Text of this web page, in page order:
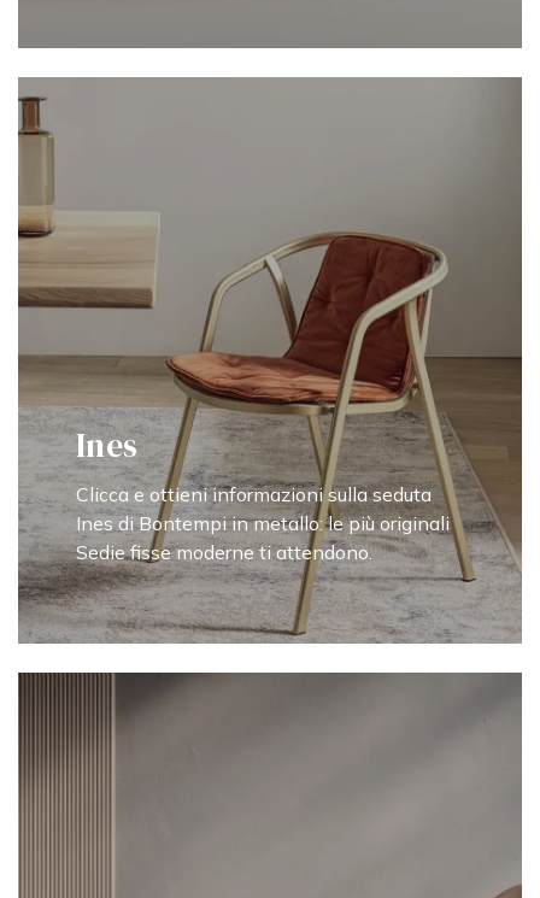
Ines
Clicca e ottieni informazioni sulla seduta
Ines di Bontempi in metallo: le più originali
Sedie fisse moderne ti attendono.